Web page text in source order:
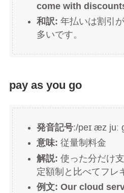
come with
和訳: 年払いは割引
多いです。
pay as you go
発音記号:/peɪ æz juː
意味: 従量制料金
解説: 使った分だけ
定額制と比べてフレ
例文: Our cloud